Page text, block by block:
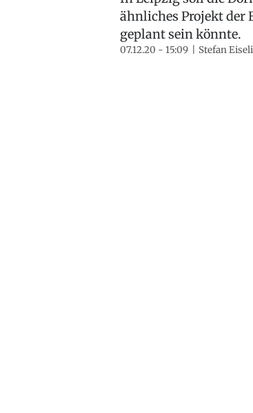
ähnliches Projekt der
geplant sein könnte.
07.12.20 - 15:09 Stefan